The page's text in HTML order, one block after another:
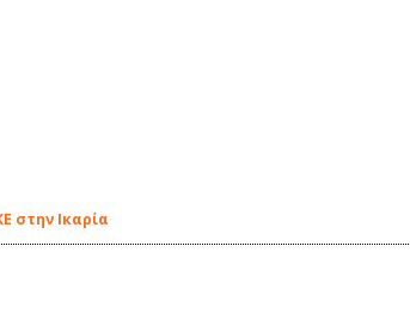
στην Ικαρία